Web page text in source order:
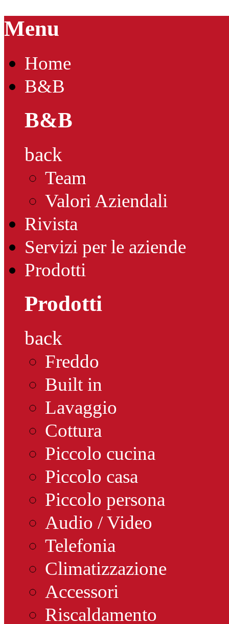
Menu
Home
B&B
B&B
back
Team
Valori Aziendali
Rivista
Servizi per le aziende
Prodotti
Prodotti
back
Freddo
Built in
Lavaggio
Cottura
Piccolo cucina
Piccolo casa
Piccolo persona
Audio / Video
Telefonia
Climatizzazione
Accessori
Riscaldamento